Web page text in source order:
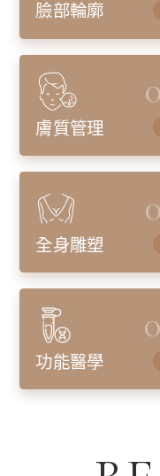
臉部輪廓
膚質管理
全身雕塑
功能醫學